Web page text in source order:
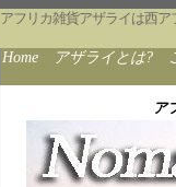
アフリカ雑貨アザライは西
Home アザライとは?
ア